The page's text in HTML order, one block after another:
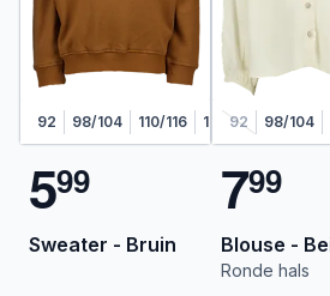
92 98/104 110/116 122/128
599
Sweater - Bruin
92 98/104
799
Blouse -
Ronde hals